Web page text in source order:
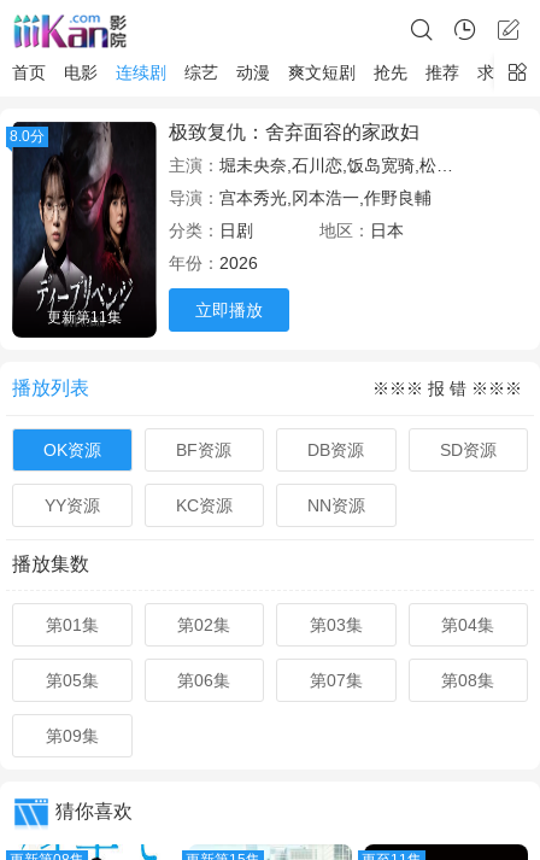
首页 电影 连续剧 综艺 动漫 爽文短剧 抢先 推荐 求片
8.0分
更新第11集
极致复仇：舍弃面容的家政妇
主演： 堀未央奈,石川恋,饭岛宽骑,松井利樹,才川康史,槙尾ユウスケ,的场浩司
导演： 宫本秀光,冈本浩一,作野良輔
分类： 日剧 地区： 日本
年份： 2026
立即播放
播放列表 ※※※ 报 错 ※※※
OK资源 BF资源 DB资源 SD资源
YY资源 KC资源 NN资源
播放集数
第01集 第02集 第03集 第04集
第05集 第06集 第07集 第08集
第09集
猜你喜欢